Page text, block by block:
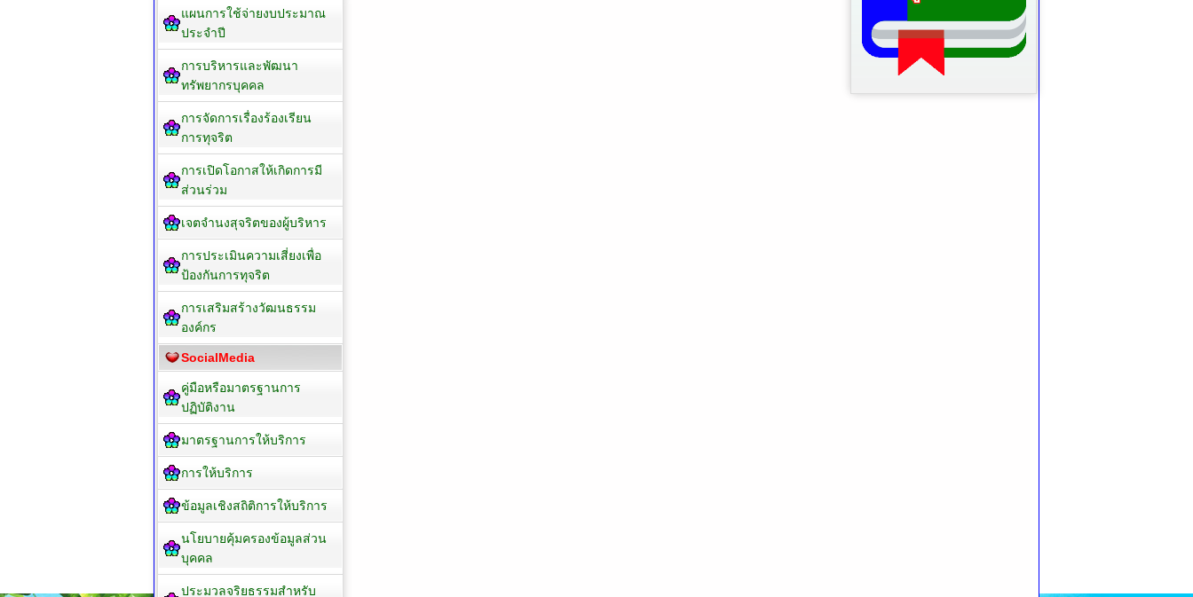
แผนการใช้จ่ายงบประมาณ
ประจำปี
การบริหารและพัฒนา
ทรัพยากรบุคคล
การจัดการเรื่องร้องเรียน
การทุจริต
การเปิดโอกาสให้เกิดการมี
ส่วนร่วม
เจตจำนงสุจริตของผู้บริหาร
การประเมินความเสี่ยงเพื่อ
ป้องกันการทุจริต
การเสริมสร้างวัฒนธรรม
องค์กร
SocialMedia
คู่มือหรือมาตรฐานการ
ปฏิบัติงาน
มาตรฐานการให้บริการ
การให้บริการ
ข้อมูลเชิงสถิติการให้บริการ
นโยบายคุ้มครองข้อมูลส่วน
บุคคล
ประมวลจริยธรรมสำหรับ